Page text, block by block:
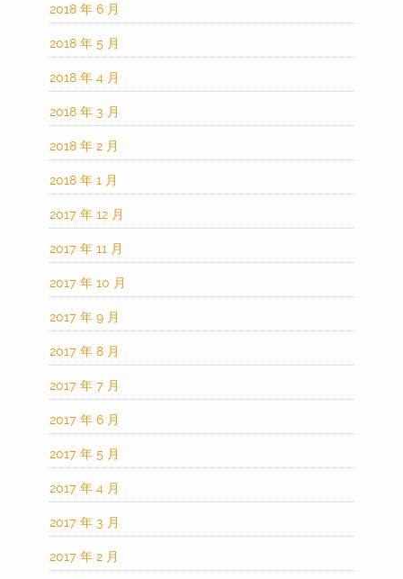
2018 年 6 月
2018 年 5 月
2018 年 4 月
2018 年 3 月
2018 年 2 月
2018 年 1 月
2017 年 12 月
2017 年 11 月
2017 年 10 月
2017 年 9 月
2017 年 8 月
2017 年 7 月
2017 年 6 月
2017 年 5 月
2017 年 4 月
2017 年 3 月
2017 年 2 月